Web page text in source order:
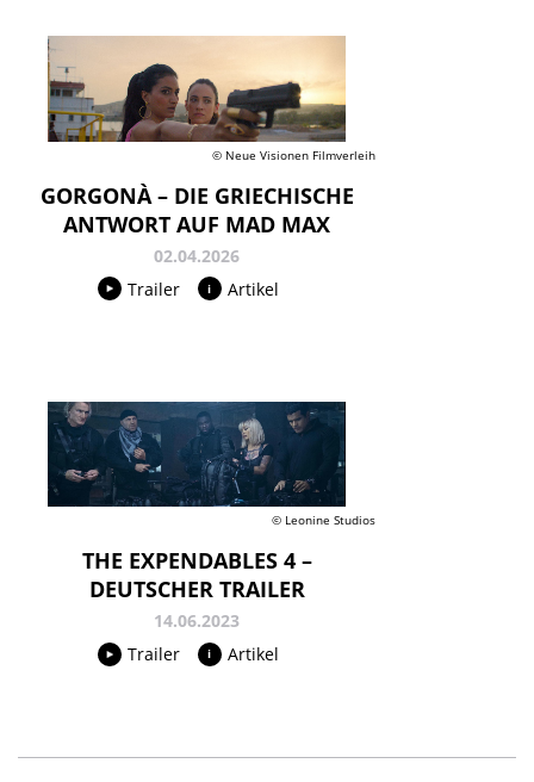
© Neue Visionen Filmverleih
GORGONÀ – DIE GRIECHISCHE
ANTWORT AUF MAD MAX
02.04.2026
Trailer
Artikel
© Leonine Studios
THE EXPENDABLES 4 –
DEUTSCHER TRAILER
14.06.2023
Trailer
Artikel